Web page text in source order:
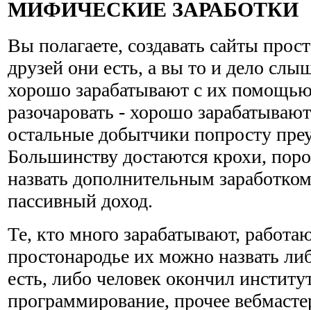
МИФИЧЕСКИЕ ЗАРАБОТКИ
Вы полагаете, создавать сайты
друзей они есть, а вы то и дело
хорошо зарабатывают с их
разочаровать - хорошо
остальные добытчики попросту
Большинству достаются крохи,
назвать дополнительным
пассивный доход.
Те, кто много зарабатывают,
простонародье их можно назвать
есть, либо человек окончил
программирование, прочее